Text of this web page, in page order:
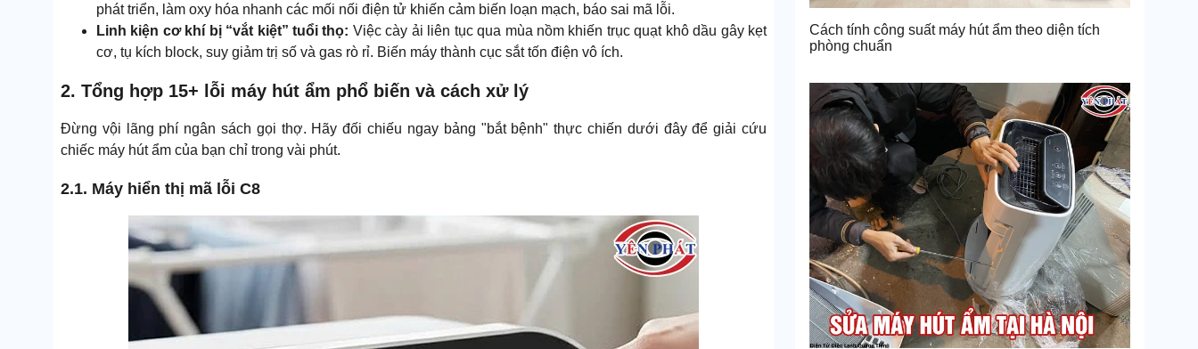
phát triển, làm oxy hóa nhanh các mối nối điện tử khiến cảm biến loạn mạch, báo sai mã lỗi.
Linh kiện cơ khí bị “vắt kiệt” tuổi thọ: Việc cày ải liên tục qua mùa nồm khiến trục quạt khô dầu gây kẹt
cơ, tụ kích block, suy giảm trị số và gas rò rỉ. Biến máy thành cục sắt tốn điện vô ích.
2. Tổng hợp 15+ lỗi máy hút ẩm phổ biến và cách xử lý
Đừng vội lãng phí ngân sách gọi thợ. Hãy đối chiếu ngay bảng "bắt bệnh" thực chiến dưới đây để giải cứu
chiếc máy hút ẩm của bạn chỉ trong vài phút.
2.1. Máy hiển thị mã lỗi C8
Cách tính công suất máy hút ẩm theo diện tích
phòng chuẩn